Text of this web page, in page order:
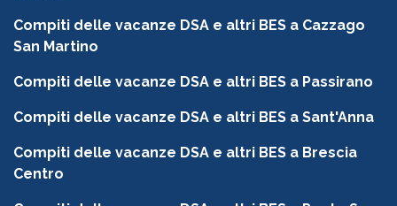
Compiti delle vacanze DSA e altri BES a Cazzago
San Martino
Compiti delle vacanze DSA e altri BES a Passirano
Compiti delle vacanze DSA e altri BES a Sant'Anna
Compiti delle vacanze DSA e altri BES a Brescia
Centro